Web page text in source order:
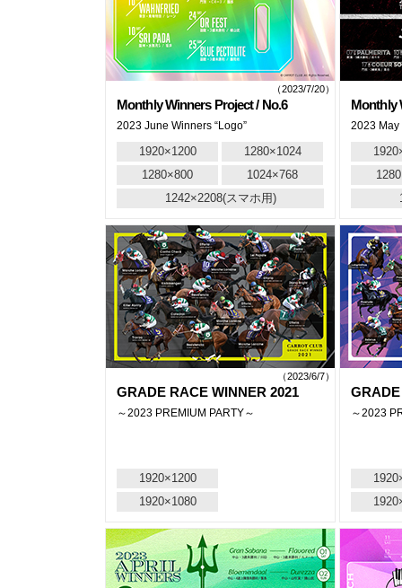
（2023/7/20）
Monthly Winners Project / No.6
2023 June Winners “Logo”
1920×1200
1280×1024
1280×800
1024×768
1242×2208(スマホ用)
Monthly
2023 May
（2023/6/7）
GRADE RACE WINNER 2021
～2023 PREMIUM PARTY～
1920×1200
1920×1080
～2023